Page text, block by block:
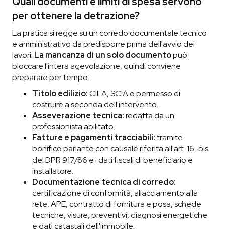
per ottenere la detrazione?
La pratica si regge su un corredo documentale tecnico
e amministrativo da predisporre prima dell'avvio dei
lavori. La mancanza di un solo documentopuò
bloccare l'intera agevolazione, quindi conviene
preparare per tempo:
Titolo edilizio:CILA, SCIA o permesso di
costruire a seconda dell'intervento.
Asseverazione tecnica:redatta da un
professionista abilitato.
Fatture e pagamenti tracciabili:tramite
bonifico parlante con causale riferita all'art. 16-bis
del DPR 917/86 e i dati fiscali di beneficiario e
installatore.
Documentazione tecnica di corredo:
certificazione di conformità, allacciamento alla
rete, APE, contratto di fornitura e posa, schede
tecniche, visure, preventivi, diagnosi energetiche
e dati catastali dell'immobile.